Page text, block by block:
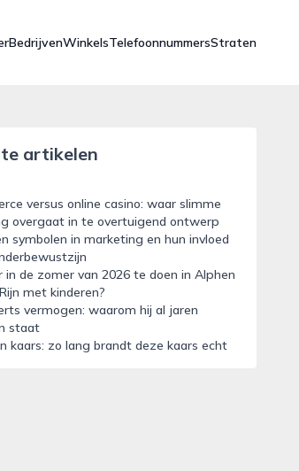
BedrijvenWinkelsTelefoonnummersStraten
artikelen
versus online casino: waar slimme
overgaat in te overtuigend ontwerp
symbolen in marketing en hun invloed
in de zomer van 2026 te doen in Alphen
met kinderen?
vermogen: waarom hij al jaren
staat
kaars: zo lang brandt deze kaars echt